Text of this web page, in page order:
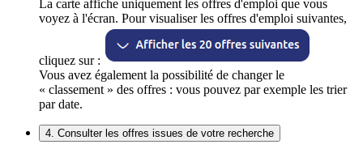
La carte affiche uniquement les offres d'emploi que vous
voyez à l'écran. Pour visualiser les offres d'emploi suivantes,
cliquez sur :
Vous avez également la possibilité de changer le
« classement » des offres : vous pouvez par exemple les trier
par date.
4. Consulter les offres issues de votre recherche